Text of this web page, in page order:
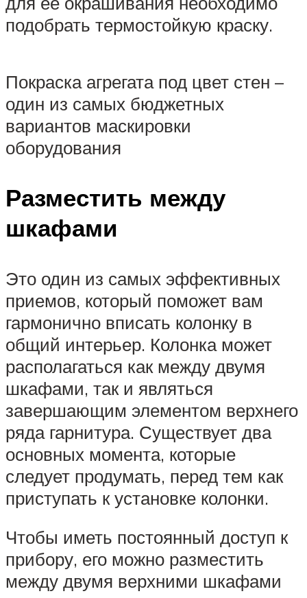
подобрать термостойкую краску.
Покраска агрегата под цвет стен –
один из самых бюджетных
вариантов маскировки
оборудования
Разместить между
шкафами
Это один из самых эффективных
приемов, который поможет вам
гармонично вписать колонку в
общий интерьер. Колонка может
располагаться как между двумя
шкафами, так и являться
завершающим элементом верхнего
ряда гарнитура. Существует два
основных момента, которые
следует продумать, перед тем как
приступать к установке колонки.
Чтобы иметь постоянный доступ к
прибору, его можно разместить
между двумя верхними шкафами